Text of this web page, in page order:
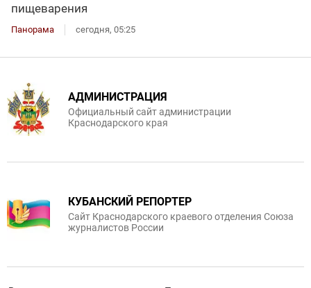
пищеварения
Панорама сегодня, 05:25
АДМИНИСТРАЦИЯ
Официальный сайт администрации
Краснодарского края
КУБАНСКИЙ РЕПОРТЕР
Сайт Краснодарского краевого отделения Союза
журналистов России